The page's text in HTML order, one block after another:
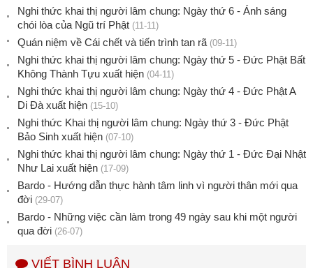
Nghi thức khai thị người lâm chung: Ngày thứ 6 - Ánh sáng
chói lòa của Ngũ trí Phật (11-11)
Quán niệm về Cái chết và tiến trình tan rã (09-11)
Nghi thức khai thị người lâm chung: Ngày thứ 5 - Đức Phật Bất
Không Thành Tựu xuất hiện (04-11)
Nghi thức khai thị người lâm chung: Ngày thứ 4 - Đức Phật A
Di Đà xuất hiện (15-10)
Nghi thức Khai thị người lâm chung: Ngày thứ 3 - Đức Phật
Bảo Sinh xuất hiện (07-10)
Nghi thức khai thị người lâm chung: Ngày thứ 1 - Đức Đại Nhật
Như Lai xuất hiện (17-09)
Bardo - Hướng dẫn thực hành tâm linh vì người thân mới qua
đời (29-07)
Bardo - Những việc cần làm trong 49 ngày sau khi một người
qua đời (26-07)
VIẾT BÌNH LUẬN